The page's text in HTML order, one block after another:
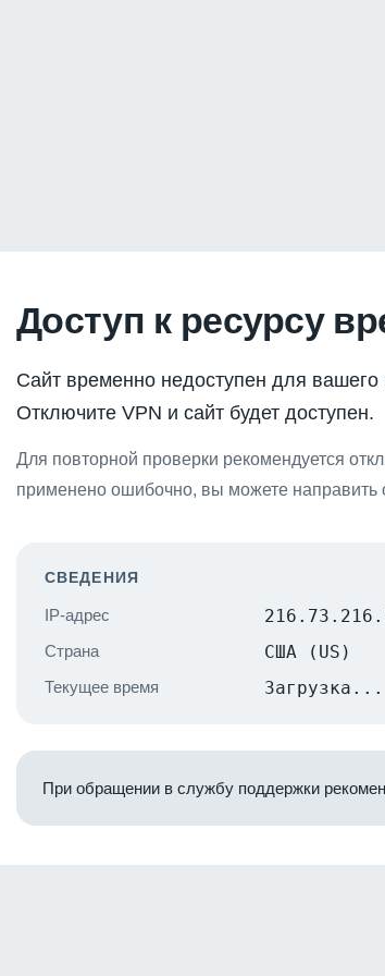
Доступ к ресурсу
Сайт временно недоступен для
Отключите VPN и сайт будет доступен.
Для повторной проверки рекомендуется
применено ошибочно, вы можете направить
СВЕДЕНИЯ
IP-адрес
Страна США (US)
Текущее время Загрузка...
При обращении в службу поддержки